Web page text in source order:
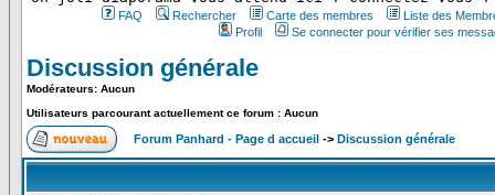
FAQ Rechercher Carte des membres
Liste des
Profil
Se connecter pour vérifier ses
Discussion générale
Modérateurs: Aucun
Utilisateurs parcourant actuellement ce forum : Aucun
Forum Panhard - Page d accueil -> Discussion générale